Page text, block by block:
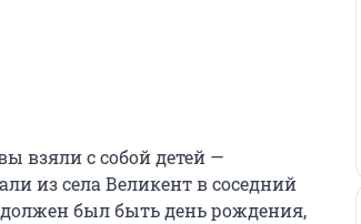
взяли с собой детей —
из села Великент в соседний
был быть день рождения,